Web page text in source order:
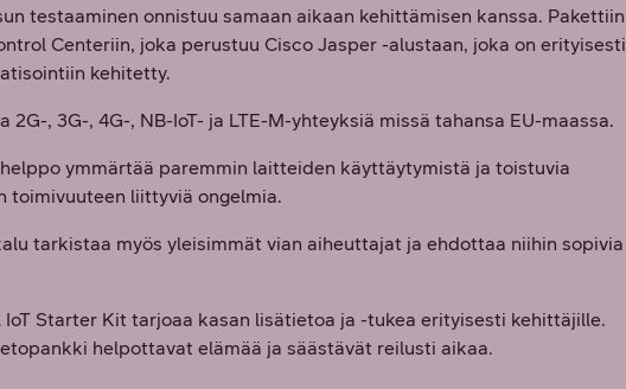
testaaminen onnistuu samaan aikaan kehittämisen kanssa. Pakettiin
Centeriin, joka perustuu Cisco Jasper -alustaan, joka on erityisesti
kehitetty.
, 3G-, 4G-, NB-IoT- ja LTE-M-yhteyksiä missä tahansa EU-maassa.
ymmärtää paremmin laitteiden käyttäytymistä ja toistuvia
toimivuuteen liittyviä ongelmia.
tarkistaa myös yleisimmät vian aiheuttajat ja ehdottaa niihin sopivia
Starter Kit tarjoaa kasan lisätietoa ja -tukea erityisesti kehittäjille.
helpottavat elämää ja säästävät reilusti aikaa.